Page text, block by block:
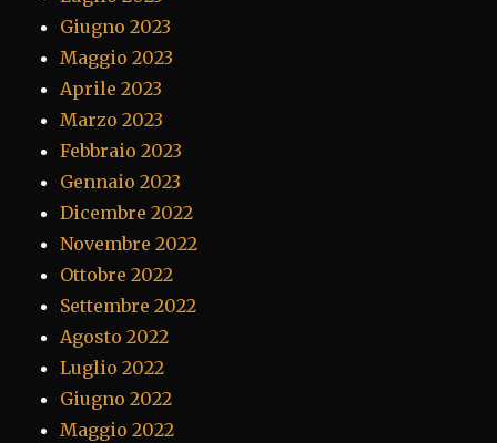
Giugno 2023
Maggio 2023
Aprile 2023
Marzo 2023
Febbraio 2023
Gennaio 2023
Dicembre 2022
Novembre 2022
Ottobre 2022
Settembre 2022
Agosto 2022
Luglio 2022
Giugno 2022
Maggio 2022